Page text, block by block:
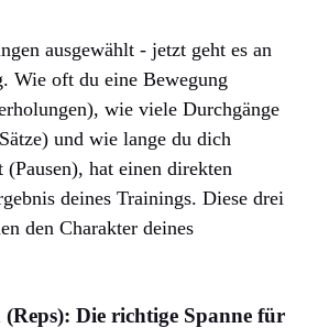
ausgewählt - jetzt geht es an
Wie oft du eine Bewegung
wie viele Durchgänge
und wie lange du dich
(Pausen), hat einen direkten
deines Trainings. Diese drei
den Charakter deines
Die richtige Spanne für